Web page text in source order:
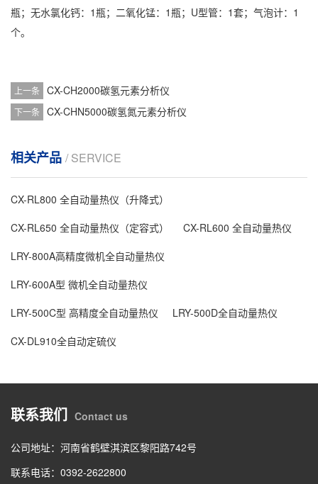
瓶；无水氯化钙：1瓶；二氧化锰：1瓶；U型管：1套；气泡计：1
个。
上一条 CX-CH2000碳氢元素分析仪
下一条 CX-CHN5000碳氢氮元素分析仪
相关产品 / SERVICE
CX-RL800 全自动量热仪（升降式）
CX-RL650 全自动量热仪（定容式）
CX-RL600 全自动量热仪
LRY-800A高精度微机全自动量热仪
LRY-600A型 微机全自动量热仪
LRY-500C型 高精度全自动量热仪
LRY-500D全自动量热仪
CX-DL910全自动定硫仪
联系我们 Contact us
公司地址：河南省鹤壁淇滨区黎阳路742号
联系电话：0392-2622800